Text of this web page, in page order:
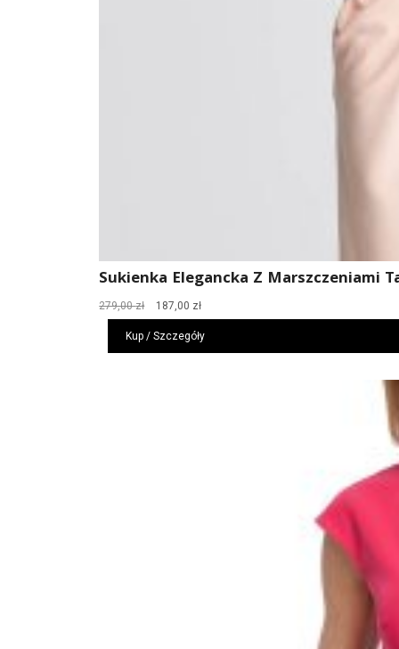
Sukienka Elegancka Z Marszczeniami
279,00zł
Pierwotna
cena
wynosiła:
279,00 zł.
187,00 złAktualna
cena
wynosi:
187,00 zł.
Kup / Szczegóły